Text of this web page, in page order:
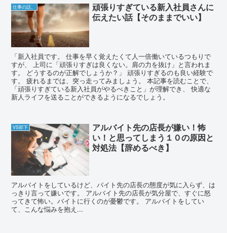
仕事の話。
頑張りすぎている新入社員さんに
伝えたい話【そのままでいい】
「新入社員です。 仕事を早く覚えたくて人一倍働いているつもりで
すが、 上司に「頑張りすぎは良くない。肩の力を抜け」と言われま
す。 どうするのが正解でしょうか？」 頑張りすぎるのも良い経験で
す。 疲れるまでは、突っ走ってみましょう。 本記事を読むことで、
「頑張りすぎている新入社員がやるべきこと」が理解でき、 快適な
新人ライフを送ることができるようになるでしょう。
VS部下
アルバイト先の店長が嫌い！怖
い！と思ってしまう１０の原因と
対処法【辞めるべき】
アルバイトをしているけど、バイト先の店長の態度が気に入らず、は
っきり言って嫌いです。 アルバイト先の店長が気分屋で、すぐに怒
ってきて怖い。バイトに行くのが憂鬱です。 アルバイトをしてい
て、こんな悩みを抱え...